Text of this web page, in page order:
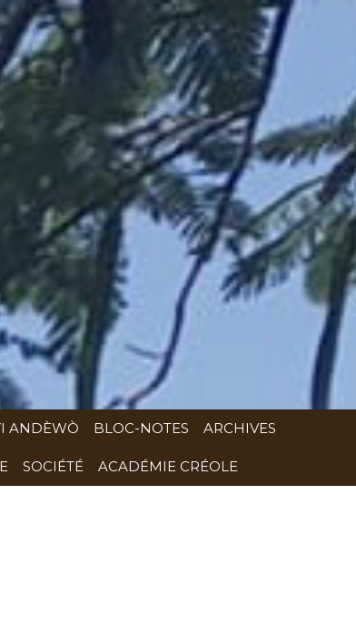
ANDÈWÒ BLOC-NOTES ARCHIVES
SOCIÉTÉ ACADÉMIE CRÉOLE